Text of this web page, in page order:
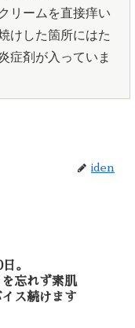
リームを直接痒い
けした箇所にはた
症剤が入っていま
iden
。
忘れず素肌
ス続けます